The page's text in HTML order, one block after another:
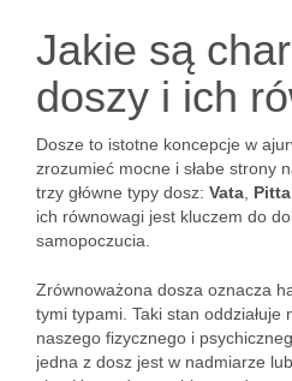
Jakie są
doszy i ich
Dosze to istotne koncepcje w
zrozumieć mocne i słabe strony
trzy główne typy dosz: Vata Pitta
ich równowagi jest kluczem do
samopoczucia.
Zrównoważona dosza oznacza
tymi typami. Taki stan oddziałuje
naszego fizycznego i
jedna z dosz jest w nadmiarze